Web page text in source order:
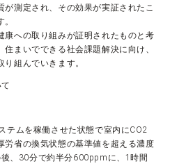
が測定され、その効果が実証されたこ
康への取り組みが証明されたものと考
まいでできる社会課題解決に向け、
組んでいきます。
テムを稼働させた状態で室内にCO2
労省の換気状態の基準値を超える濃度
、30分で約半分600ppmに、1時間